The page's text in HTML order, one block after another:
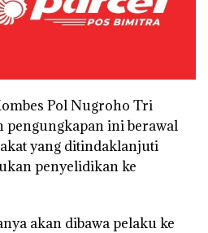
Pol Nugroho Tri
ini berawal
yang ditindaklanjuti
penyelidikan ke
akan dibawa pelaku ke